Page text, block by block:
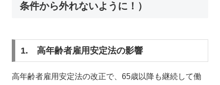
条件から外れないように！）
1. 高年齢者雇用安定法の影響
高年齢者雇用安定法の改正で、65歳以降も継続して働